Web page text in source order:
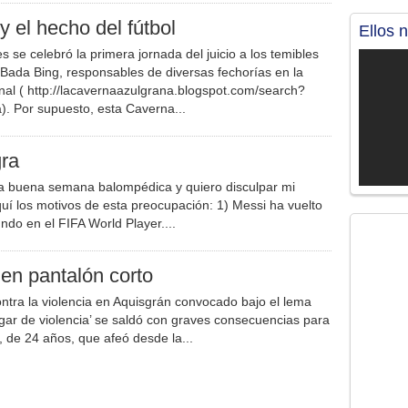
el hecho del fútbol
se celebró la primera jornada del juicio a los temibles
Bing, responsables de diversas fechorías en la
( http://lacavernaazulgrana.blogspot.com/search?
Por supuesto, esta Caverna...
buena semana balompédica y quiero disculpar mi
los motivos de esta preocupación: 1) Messi ha vuelto
en el FIFA World Player....
pantalón corto
la violencia en Aquisgrán convocado bajo el lema
de violencia’ se saldó con graves consecuencias para
de 24 años, que afeó desde la...
Ellos